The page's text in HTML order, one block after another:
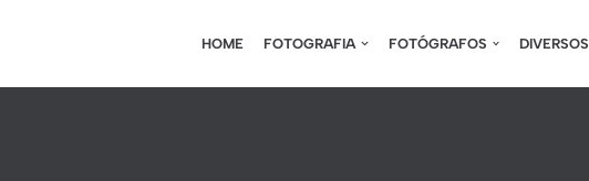
HOME FOTOGRAFIA FOTÓGRAFOS DIVERSOS